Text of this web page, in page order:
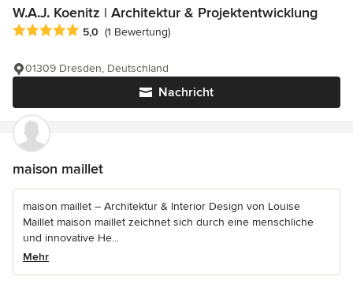
W.A.J. Koenitz | Architektur & Projektentwicklung
Durchschnittliche Bewertung: 5 von 5 Sternen
5,0 (1 Bewertung)
Nachricht
01309 Dresden, Deutschland
maison maillet
maison maillet – Architektur & Interior Design von Louise
Maillet maison maillet zeichnet sich durch eine menschliche
und innovative He...
Mehr